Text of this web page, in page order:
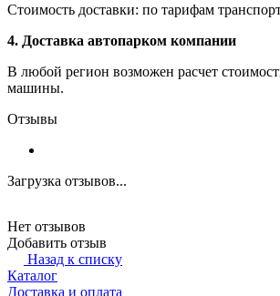
Стоимость доставки: по тарифам
4. Доставка автопарком компании
В любой регион возможен расчет
машины.
Отзывы
Загрузка отзывов...
Нет отзывов
Добавить отзыв
Назад к списку
Каталог
Доставка и оплата